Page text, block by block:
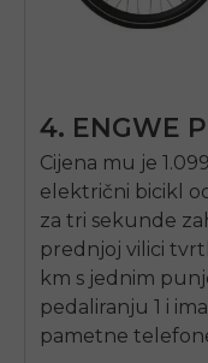
4. ENGWE
Cijena mu je
električni bicikl
za tri sekunde
prednjoj vilici
km s jednim
pedaliranju 1 i
pametne